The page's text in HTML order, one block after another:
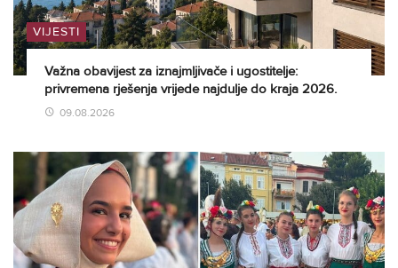
VIJESTI
Važna obavijest za iznajmljivače i ugostitelje:
privremena rješenja vrijede najdulje do kraja 2026.
09.08.2026